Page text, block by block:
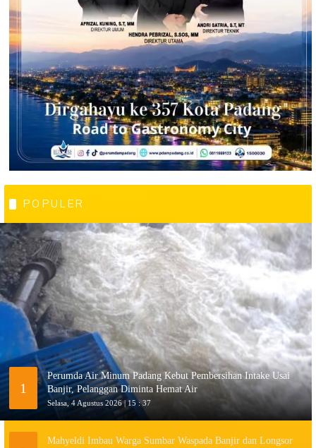
POPULER
1
Perumda Air Minum Padang Kebut Pembersihan Intake Usai
Banjir, Pelanggan Diminta Hemat Air
Selasa, 4 Agustus 2026 | 15 : 37
Mahyeldi Imbau Warga Sumbar Waspada Banjir dan Longsor